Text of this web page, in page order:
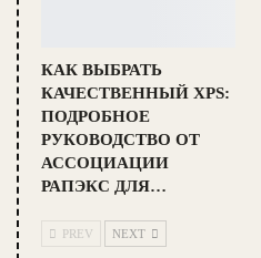
КАК ВЫБРАТЬ
КАЧЕСТВЕННЫЙ XPS:
ПОДРОБНОЕ
РУКОВОДСТВО ОТ
АССОЦИАЦИИ
РАПЭКС ДЛЯ…
PREV NEXT